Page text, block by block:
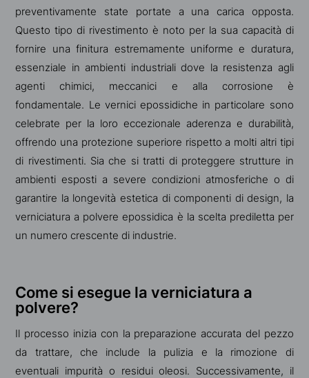
preventivamente state portate a una carica opposta.
Questo tipo di rivestimento è noto per la sua capacità di
fornire una finitura estremamente uniforme e duratura,
essenziale in ambienti industriali dove la resistenza agli
agenti chimici, meccanici e alla corrosione è
fondamentale. Le vernici epossidiche in particolare sono
celebrate per la loro eccezionale aderenza e durabilità,
offrendo una protezione superiore rispetto a molti altri tipi
di rivestimenti. Sia che si tratti di proteggere strutture in
ambienti esposti a severe condizioni atmosferiche o di
garantire la longevità estetica di componenti di design, la
verniciatura a polvere epossidica è la scelta prediletta per
un numero crescente di industrie.
Come si esegue la verniciatura a
polvere?
Il processo inizia con la preparazione accurata del pezzo
da trattare, che include la pulizia e la rimozione di
eventuali impurità o residui oleosi. Successivamente, il